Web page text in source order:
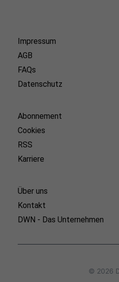
Impressum
AGB
FAQs
Datenschutz
Abonnement
Cookies
RSS
Karriere
Über uns
Kontakt
DWN - Das Unternehmen
© 2026